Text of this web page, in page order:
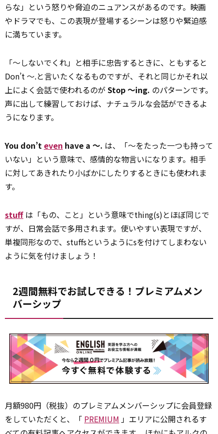
らな」という怒りや脅迫のニュアンスがあるのです。映画
やドラマでも、この表現が登場するシーンは怒りや緊迫感
に満ちています。
「～しないでくれ」と相手に忠告するときに、ともすると
Don’t ～.と言いたくなるものですが、それと同じかそれ以
上によく会話で使われるのが Stop ～ing. のパターンです。
声に出して練習しておけば、ナチュラルな会話ができるよ
うになります。
You don’t even have a ～. は、「～をたった一つも持って
いない」という意味で、感情的な物言いになります。相手
に対してあきれたり小ばかにしたりするときにも使われま
す。
stuff は「もの、こと」という意味でthing(s)とほぼ同じで
すが、日常会話で多用されます。使いやすい表現ですが、
単複同形なので、stuffsというようにsを付けてしまわない
ように気を付けましょう！
2週間無料でお試しできる！プレミアムメン
バーシップ
月額980円（税抜）のプレミアムメンバーシップに会員登録
をしていただくと、「 PREMIUM 」エリアに公開されるす